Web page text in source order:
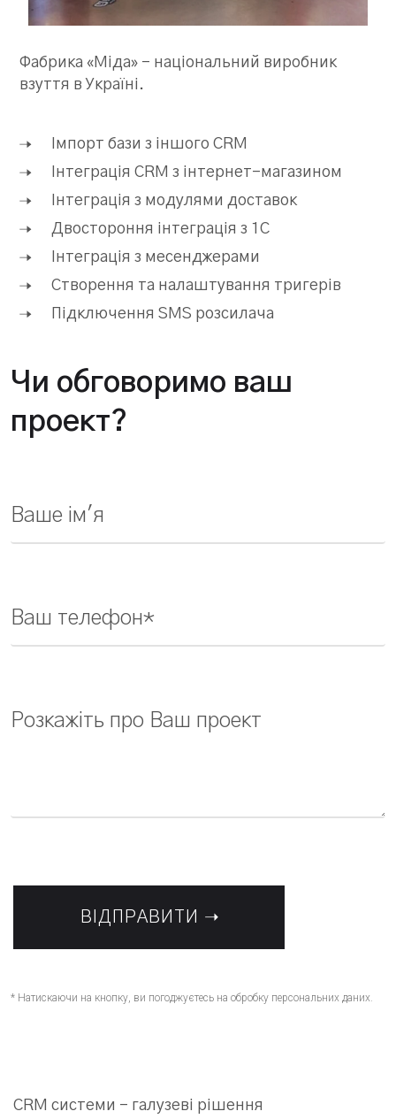
CRM системи – галузеві рішення
Фабрика «Міда» – національний виробник
взуття в Україні.
Імпорт бази з іншого CRM
Інтеграція CRM з інтернет-магазином
Інтеграція з модулями доставок
Двостороння інтеграція з 1С
Інтеграція з месенджерами
Створення та налаштування тригерів
Підключення SMS розсилача
Чи обговоримо ваш
проект?
* Натискаючи на кнопку, ви погоджуєтесь на обробку персональних даних.